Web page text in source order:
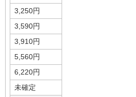
3,250円
3,590円
3,910円
5,560円
6,220円
未確定